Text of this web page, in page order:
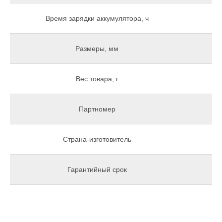
Время зарядки аккумулятора, ч
Размеры, мм
Вес товара, г
Партномер
Страна-изготовитель
Гарантийный срок